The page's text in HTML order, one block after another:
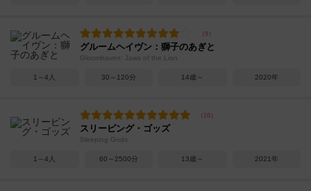
グルームヘイヴン：獅子のあぎと
Gloomhaven: Jaws of the Lion
1～4人 30～120分 14歳～ 2020年
スリーピング・ゴッズ
Sleeping Gods
1～4人 60～2500分 13歳～ 2021年